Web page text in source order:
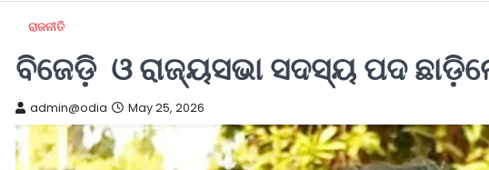
ରାଜନୀତି
ବିଜେଡ଼ି ଓ ରାଜ୍ୟସଭା ସଦସ୍ୟ ପଦ
admin@odia May 25, 2026